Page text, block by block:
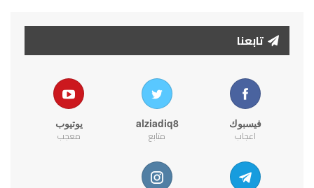
تابعنا
فيسبوك
اعجاب
alziadiq8
متابع
يوتيوب
معجب